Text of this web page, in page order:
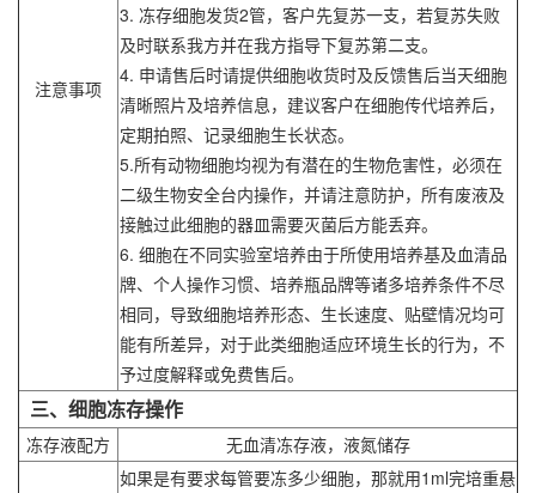
注意事项
3. 冻存细胞发货2管，客户先复苏一支，若复苏失败
及时联系我方并在我方指导下复苏第二支。
4. 申请售后时请提供细胞收货时及反馈售后当天细胞
清晰照片及培养信息，建议客户在细胞传代培养后，
定期拍照、记录细胞生长状态。
5.所有动物细胞均视为有潜在的生物危害性，必须在
二级生物安全台内操作，并请注意防护，所有废液及
接触过此细胞的器皿需要灭菌后方能丢弃。
6. 细胞在不同实验室培养由于所使用培养基及血清品
牌、个人操作习惯、培养瓶品牌等诸多培养条件不尽
相同，导致细胞培养形态、生长速度、贴壁情况均可
能有所差异，对于此类细胞适应环境生长的行为，不
予过度解释或免费售后。
三、细胞冻存操作
冻存液配方 无血清冻存液，液氮储存
如果是有要求每管要冻多少细胞，那就用1ml完培重悬